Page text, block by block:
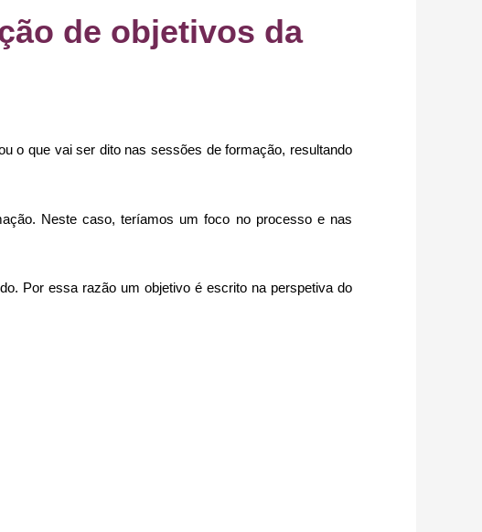
de objetivos da
o que vai ser dito nas sessões de formação, resultando
Neste caso, teríamos um foco no processo e nas
Por essa razão um objetivo é escrito na perspetiva do